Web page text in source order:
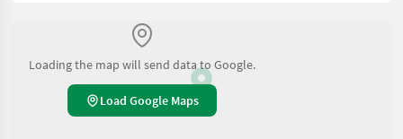
Loading the map will send data to Google.
Load Google Maps